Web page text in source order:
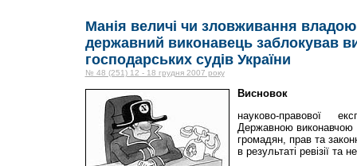
Манія величі чи зловживання
державний виконавець заблокував
господарських судів України
№ 48 (251) 12 - 18 грудня 2007 року
Висновок
науково-правової
Державною виконавчою
громадян, прав та
в результаті ревізії та